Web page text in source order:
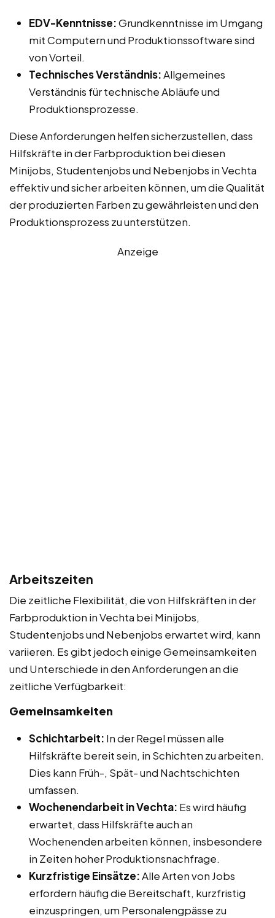
EDV-Kenntnisse:Grundkenntnisse im Umgang
mit Computern und Produktionssoftware sind
von Vorteil.
Technisches Verständnis:Allgemeines
Verständnis für technische Abläufe und
Produktionsprozesse.
Diese Anforderungen helfen sicherzustellen, dass
Hilfskräfte in der Farbproduktion bei diesen
Minijobs, Studentenjobs und Nebenjobs in Vechta
effektiv und sicher arbeiten können, um die Qualität
der produzierten Farben zu gewährleisten und den
Produktionsprozess zu unterstützen.
Anzeige
Arbeitszeiten
Die zeitliche Flexibilität, die von Hilfskräften in der
Farbproduktion in Vechta bei Minijobs,
Studentenjobs und Nebenjobs erwartet wird, kann
variieren. Es gibt jedoch einige Gemeinsamkeiten
und Unterschiede in den Anforderungen an die
zeitliche Verfügbarkeit:
Gemeinsamkeiten
Schichtarbeit: In der Regel müssen alle
Hilfskräfte bereit sein, in Schichten zu arbeiten.
Dies kann Früh-, Spät- und Nachtschichten
umfassen.
Wochenendarbeit in Vechta: Es wird häufig
erwartet, dass Hilfskräfte auch an
Wochenenden arbeiten können, insbesondere
in Zeiten hoher Produktionsnachfrage.
Kurzfristige Einsätze:Alle Arten von Jobs
erfordern häufig die Bereitschaft, kurzfristig
einzuspringen, um Personalengpässe zu